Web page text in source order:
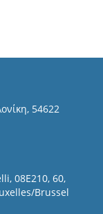
54622
08E210, 60,
Brussel